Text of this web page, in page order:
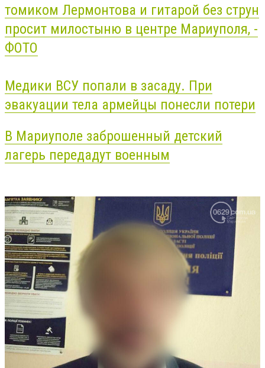
томиком Лермонтова и гитарой без струн
просит милостыню в центре Мариуполя, -
ФОТО
Медики ВСУ попали в засаду. При
эвакуации тела армейцы понесли потери
В Мариуполе заброшенный детский
лагерь передадут военным